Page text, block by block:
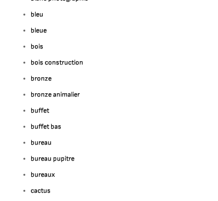
bleu
bleue
bois
bois construction
bronze
bronze animalier
buffet
buffet bas
bureau
bureau pupitre
bureaux
cactus